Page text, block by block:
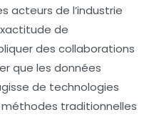
acteurs de l’industrie
de
des collaborations
que les données
de technologies
traditionnelles